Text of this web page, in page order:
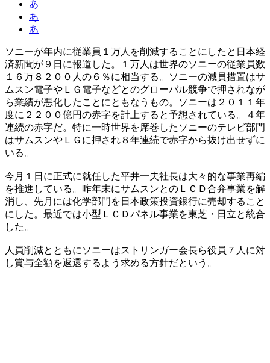
あ
あ
あ
ソニーが年内に従業員１万人を削減することにしたと日本経
済新聞が９日に報道した。１万人は世界のソニーの従業員数
１６万８２００人の６％に相当する。ソニーの減員措置はサ
ムスン電子やＬＧ電子などとのグローバル競争で押されなが
ら業績が悪化したことにともなうもの。ソニーは２０１１年
度に２２００億円の赤字を計上すると予想されている。４年
連続の赤字だ。特に一時世界を席巻したソニーのテレビ部門
はサムスンやＬＧに押され８年連続で赤字から抜け出せずに
いる。
今月１日に正式に就任した平井一夫社長は大々的な事業再編
を推進している。昨年末にサムスンとのＬＣＤ合弁事業を解
消し、先月には化学部門を日本政策投資銀行に売却すること
にした。最近では小型ＬＣＤパネル事業を東芝・日立と統合
した。
人員削減とともにソニーはストリンガー会長ら役員７人に対
し賞与全額を返還するよう求める方針だという。